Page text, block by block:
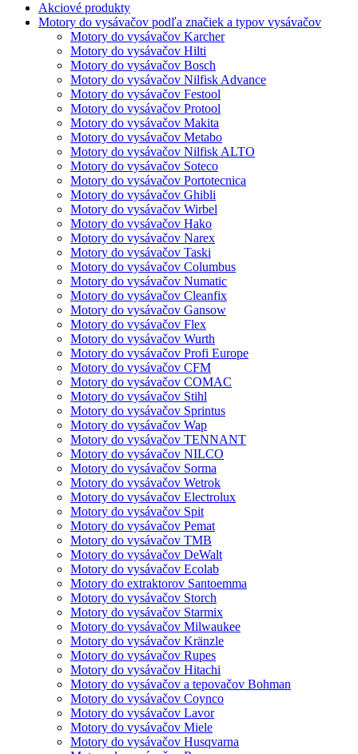
Akciové produkty
Motory do vysávačov podľa značiek a typov vysávačov
Motory do vysávačov Karcher
Motory do vysávačov Hilti
Motory do vysávačov Bosch
Motory do vysávačov Nilfisk Advance
Motory do vysávačov Festool
Motory do vysávačov Protool
Motory do vysávačov Makita
Motory do vysávačov Metabo
Motory do vysávačov Nilfisk ALTO
Motory do vysávačov Soteco
Motory do vysávačov Portotecnica
Motory do vysávačov Ghibli
Motory do vysávačov Wirbel
Motory do vysávačov Hako
Motory do vysávačov Narex
Motory do vysávačov Taski
Motory do vysávačov Columbus
Motory do vysávačov Numatic
Motory do vysávačov Cleanfix
Motory do vysávačov Gansow
Motory do vysávačov Flex
Motory do vysávačov Wurth
Motory do vysávačov Profi Europe
Motory do vysávačov CFM
Motory do vysávačov COMAC
Motory do vysávačov Stihl
Motory do vysávačov Sprintus
Motory do vysávačov Wap
Motory do vysávačov TENNANT
Motory do vysávačov NILCO
Motory do vysávačov Sorma
Motory do vysávačov Wetrok
Motory do vysávačov Electrolux
Motory do vysávačov Spit
Motory do vysávačov Pemat
Motory do vysávačov TMB
Motory do vysávačov DeWalt
Motory do vysávačov Ecolab
Motory do extraktorov Santoemma
Motory do vysávačov Storch
Motory do vysávačov Starmix
Motory do vysávačov Milwaukee
Motory do vysávačov Kränzle
Motory do vysávačov Rupes
Motory do vysávačov Hitachi
Motory do vysávačov a tepovačov Bohman
Motory do vysávačov Coynco
Motory do vysávačov Lavor
Motory do vysávačov Miele
Motory do vysávačov Husqvarna